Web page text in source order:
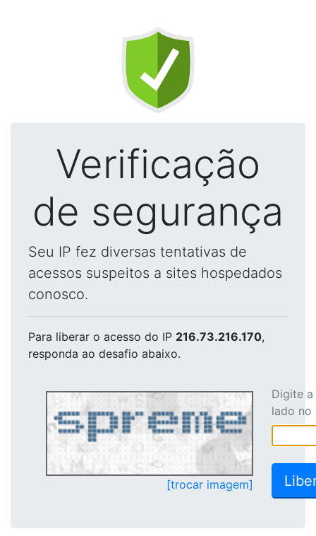
Verificação
de segurança
Seu IP fez diversas tentativas de
acessos suspeitos a sites hospedados
conosco.
Para liberar o acesso do IP 216.73.216.170,
responda ao desafio abaixo.
[trocar imagem]
Digite
lado no